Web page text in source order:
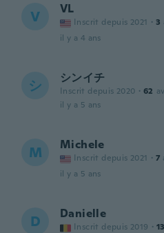
V VL
Inscrit depuis 2021 · 3
il y a 4 ans
シ シンイチ
Inscrit depuis 2020 · 62
il y a 5 ans
M Michele
Inscrit depuis 2021 · 7
il y a 5 ans
D Danielle
Inscrit depuis 2019 ·